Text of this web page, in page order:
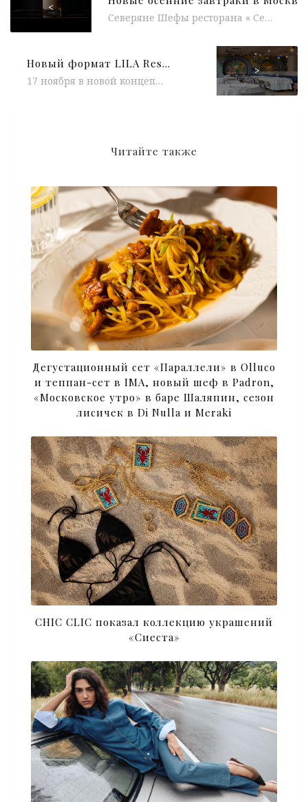
<
Северяне Шефы ресторана « Северяне » Георгий Троян и Алексей Усов представили обновленное меню завтраков. Начать рекомендуем с каши из печи, здесь...
Новый формат LILA Restaurant
17 ноября в новой концепции откроется LILA Restaurant в особняке на Сретенке. Бренд-шефом ресторана стал Режис Тригель, который отвечает за все проекты...
>
Читайте также
Дегустационный сет «Параллели» в Olluco
и теппан-сет в IMA, новый шеф в Padron,
«Московское утро» в баре Шаляпин, сезон
лисичек в Di Nulla и Meraki
CHIC CLIC показал коллекцию украшений
«Сиеста»